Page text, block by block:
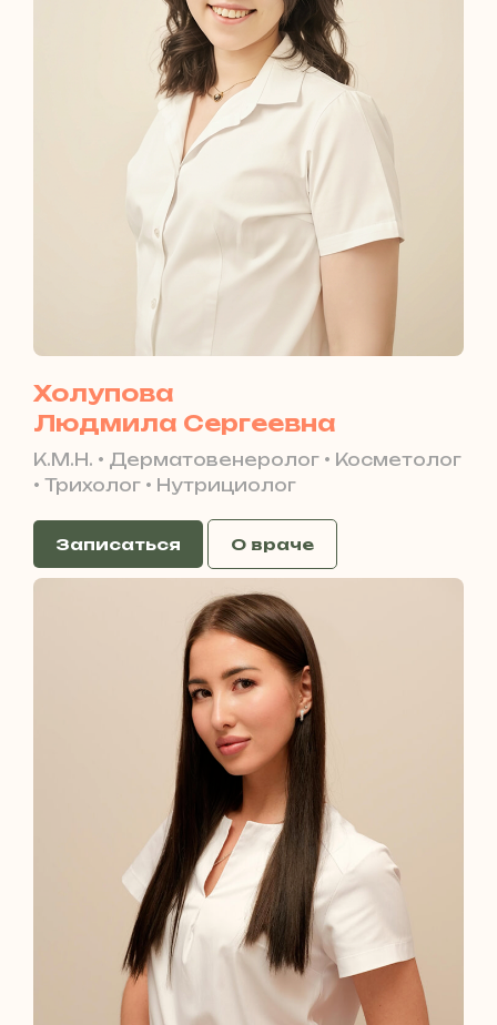
Холупова
Людмила Сергеевна
К.М.Н. • Дерматовенеролог • Косметолог
• Трихолог • Нутрициолог
Записаться О враче